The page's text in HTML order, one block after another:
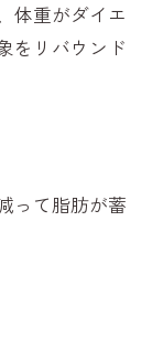
体重がダイエ
をリバウンド
って脂肪が蓄